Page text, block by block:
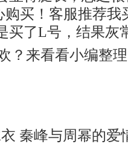
买！客服推荐我
买了L号，结果灰
？来看看小编整
秦峰与周幂的爱